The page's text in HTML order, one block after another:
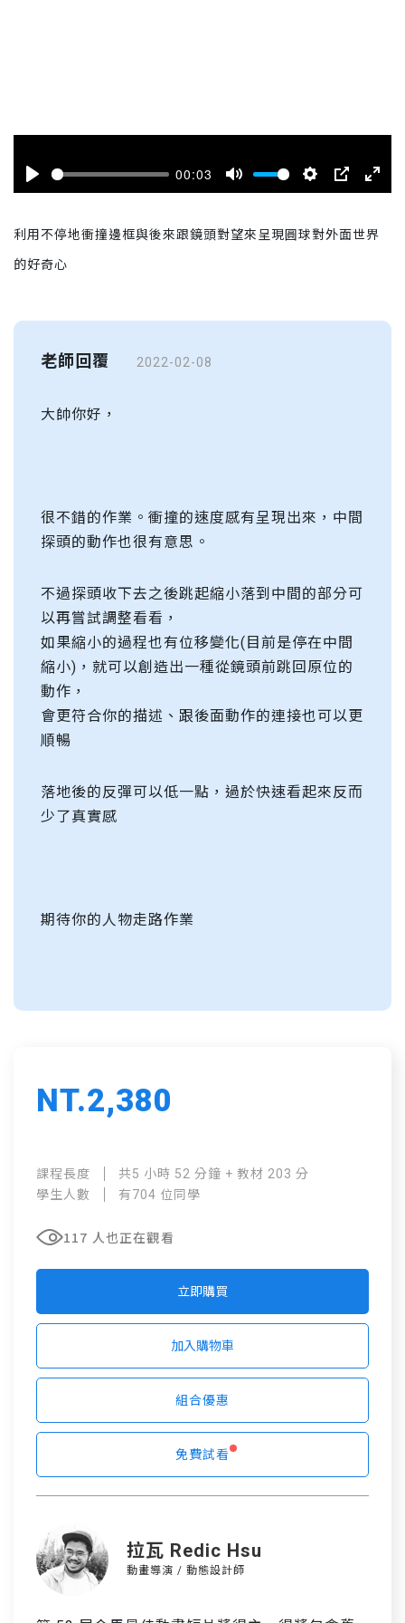
Play
00:03
Mute
Settings
PIP
Enter
利用不停地衝撞邊框與後來跟鏡頭對望來呈現圓球對外面世界
的好奇心
老師回覆 2022-02-08
大帥你好，
很不錯的作業。衝撞的速度感有呈現出來，中間
探頭的動作也很有意思。
不過探頭收下去之後跳起縮小落到中間的部分可
以再嘗試調整看看，
如果縮小的過程也有位移變化(目前是停在中間
縮小)，就可以創造出一種從鏡頭前跳回原位的
動作，
會更符合你的描述、跟後面動作的連接也可以更
順暢
落地後的反彈可以低一點，過於快速看起來反而
少了真實感
期待你的人物走路作業
NT.2,380
課程長度
共5 小時 52 分鐘 + 教材 203 分
學生人數
有704 位同學
117 人也正在觀看
立即購買
加入購物車
組合優惠
免費試看
拉瓦 Redic Hsu
動畫導演 / 動態設計師